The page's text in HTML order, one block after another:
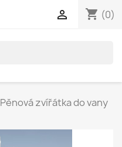
shopping_cart (0)

Pěnová zvířátka do vany